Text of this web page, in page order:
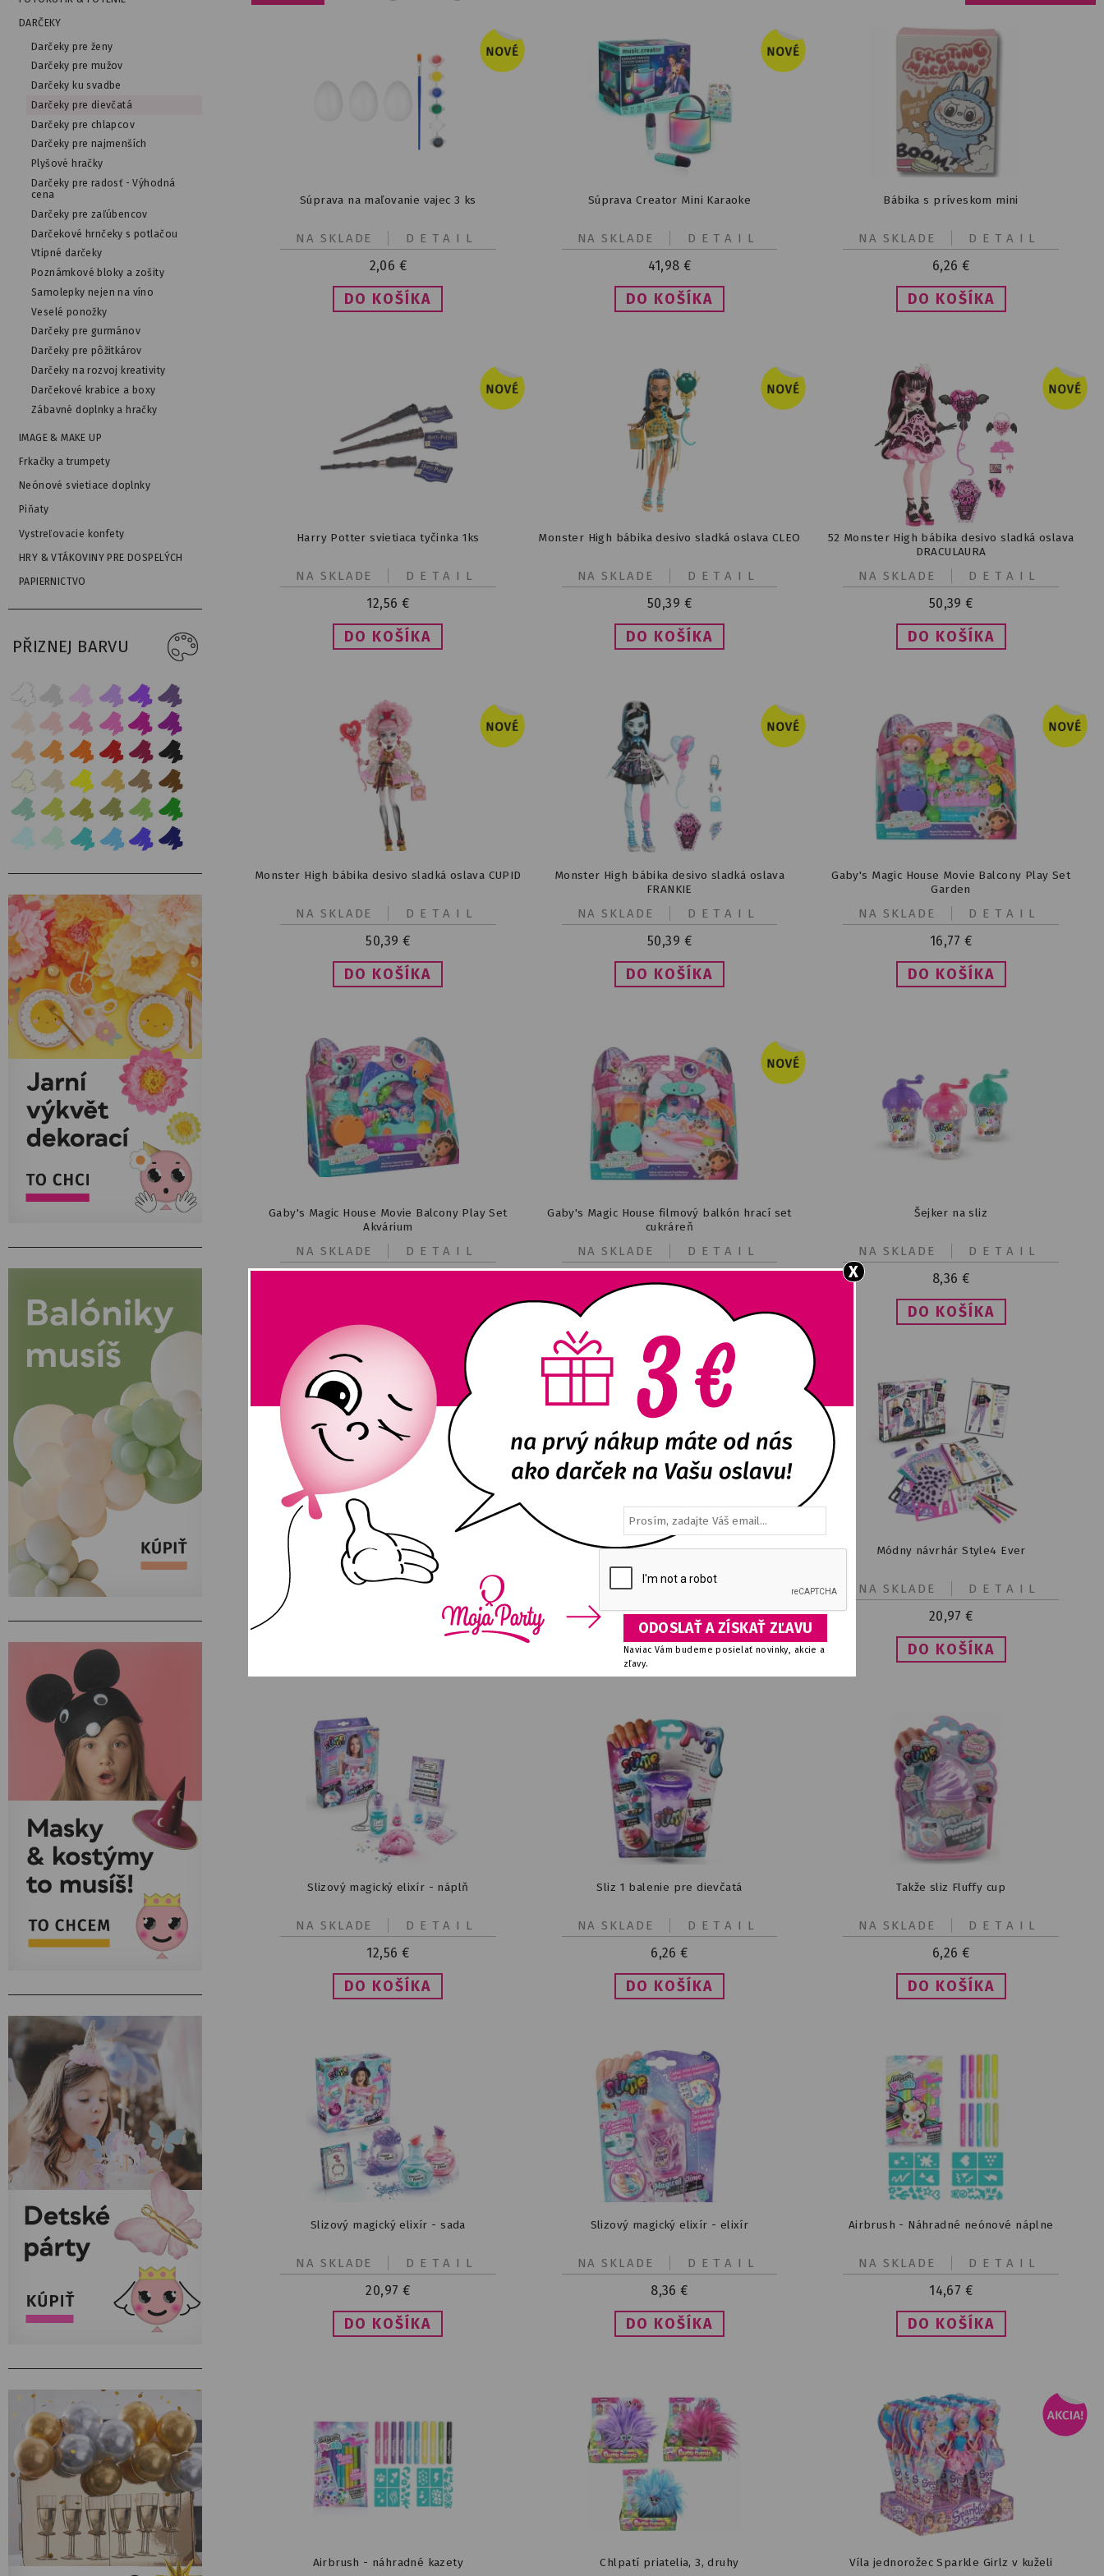
X
Naviac Vám budeme posielať novinky, akcie a
zľavy.
DARČEKY
Darčeky pre ženy
Darčeky pre mužov
Darčeky ku svadbe
Darčeky pre dievčatá
Darčeky pre chlapcov
Darčeky pre najmenších
Plyšové hračky
Darčeky pre radosť - Výhodná
cena
Darčeky pre zaľúbencov
Darčekové hrnčeky s potlačou
Vtipné darčeky
Poznámkové bloky a zošity
Samolepky nejen na víno
Veselé ponožky
Darčeky pre gurmánov
Darčeky pre pôžitkárov
Darčeky na rozvoj kreativity
Darčekové krabice a boxy
Zábavné doplnky a hračky
IMAGE & MAKE UP
Frkačky a trumpety
Neónové svietiace doplnky
Piňaty
Vystreľovacie konfety
HRY & VTÁKOVINY PRE DOSPELÝCH
PAPIERNICTVO
PŘIZNEJ BARVU
Súprava na maľovanie vajec 3 ks
2,06 €
DETAIL
NA SKLADE
Súprava Creator Mini Karaoke
41,98 €
DETAIL
NA SKLADE
Bábika s príveskom mini
6,26 €
DETAIL
NA SKLADE
Harry Potter svietiaca tyčinka 1ks
12,56 €
DETAIL
NA SKLADE
Monster High bábika desivo sladká oslava CLEO
50,39 €
DETAIL
NA SKLADE
52 Monster High bábika desivo sladká oslava
DRACULAURA
50,39 €
DETAIL
NA SKLADE
Monster High bábika desivo sladká oslava CUPID
50,39 €
DETAIL
NA SKLADE
Monster High bábika desivo sladká oslava
FRANKIE
50,39 €
DETAIL
NA SKLADE
Gaby's Magic House Movie Balcony Play Set
Garden
16,77 €
DETAIL
NA SKLADE
Gaby's Magic House Movie Balcony Play Set
Akvárium
DETAIL
NA SKLADE
Gaby's Magic House filmový balkón hrací set
cukráreň
16,77
DETAIL
NA SKLADE
Šejker na sliz
8,36 €
DETAIL
NA SKLADE
Sliz 1 balenie - svieti v tme
DETAIL
NA SKLADE
Módny dizajnérsky set Style4Ever
12,56€
NA SKLADE
Módny návrhár Style4 Ever
20,97 €
DETAIL
NA SKLADE
Slizový magický elixír - náplň
12,56 €
DETAIL
NA SKLADE
Sliz 1 balenie pre dievčatá
6,26 €
DETAIL
NA SKLADE
Takže sliz Fluffy cup
6,26 €
DETAIL
NA SKLADE
Slizový magický elixír - sada
20,97 €
DETAIL
NA SKLADE
Slizový magický elixír - elixír
8,36 €
DETAIL
NA SKLADE
Airbrush - Náhradné neónové náplne
14,67 €
DETAIL
NA SKLADE
Airbrush - náhradné kazety Chlpatí priatelia, 3, druhy Víla jednorožec Sparkle Girlz v kuželi